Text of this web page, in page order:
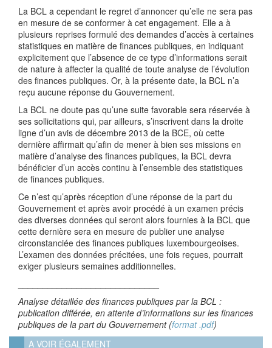
La BCL a cependant le regret d’annoncer qu’elle ne sera pas
en mesure de se conformer à cet engagement. Elle a à
plusieurs reprises formulé des demandes d’accès à certaines
statistiques en matière de finances publiques, en indiquant
explicitement que l’absence de ce type d’informations serait
de nature à affecter la qualité de toute analyse de l’évolution
des finances publiques. Or, à la présente date, la BCL n’a
reçu aucune réponse du Gouvernement.
La BCL ne doute pas qu’une suite favorable sera réservée à
ses sollicitations qui, par ailleurs, s’inscrivent dans la droite
ligne d’un avis de décembre 2013 de la BCE, où cette
dernière affirmait qu’afin de mener à bien ses missions en
matière d’analyse des finances publiques, la BCL devra
bénéficier d’un accès continu à l’ensemble des statistiques
de finances publiques.
Ce n’est qu’après réception d’une réponse de la part du
Gouvernement et après avoir procédé à un examen précis
des diverses données qui seront alors fournies à la BCL que
cette dernière sera en mesure de publier une analyse
circonstanciée des finances publiques luxembourgeoises.
L’examen des données précitées, une fois reçues, pourrait
exiger plusieurs semaines additionnelles.
Analyse détaillée des finances publiques par la BCL :
publication différée, en attente d’informations sur les finances
publiques de la part du Gouvernement (format .pdf)
A VOIR ÉGALEMENT